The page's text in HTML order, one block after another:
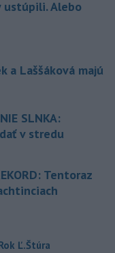
ustúpili. Alebo
a Laššáková majú
SLNKA:
v stredu
Tentoraz
Ľ.Štúra